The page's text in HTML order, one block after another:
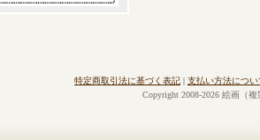
特定商取引法に基づく表記 | 支払い方法につい
Copyright 2008-2026 絵画（